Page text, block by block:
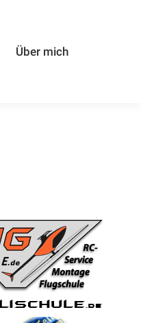
Über mich